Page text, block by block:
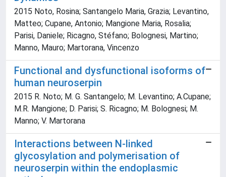
2015 Noto, Rosina; Santangelo Maria, Grazia; Levantino,
Matteo; Cupane, Antonio; Mangione Maria, Rosalia;
Parisi, Daniele; Ricagno, Stéfano; Bolognesi, Martino;
Manno, Mauro; Martorana, Vincenzo
Functional and dysfunctional isoforms of
human neuroserpin
2015 R. Noto; M. G. Santangelo; M. Levantino; A.Cupane;
M.R. Mangione; D. Parisi; S. Ricagno; M. Bolognesi; M.
Manno; V. Martorana
Interactions between N-linked
glycosylation and polymerisation of
neuroserpin within the endoplasmic